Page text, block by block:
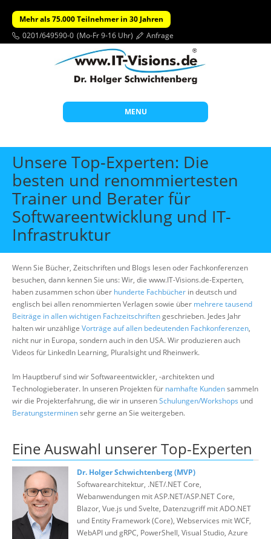
Mehr als 75.000 Teilnehmer in 30 Jahren
0201/649590-0 (Mo-Fr 9-16 Uhr) Anfrage
MENU
Start
Themen
Beratung
Individuelle Schulungen
Offene Seminare
Über uns
Suche
Unsere Top-Experten: Die
besten und renommiertesten
Trainer und Berater für
Softwareentwicklung und IT-
Infrastruktur
Wenn Sie Bücher, Zeitschriften und Blogs lesen oder Fachkonferenzen
besuchen, dann kennen Sie uns: Wir, die www.IT-Visions.de-Experten,
haben zusammen schon über hunderte Fachbücher in deutsch und
englisch bei allen renommierten Verlagen sowie über mehrere tausend
Beiträge in allen wichtigen Fachzeitschriftengeschrieben. Jedes Jahr
halten wir unzählige Vorträge auf allen bedeutenden Fachkonferenzen,
nicht nur in Europa, sondern auch in den USA. Wir produzieren auch
Videos für LinkedIn Learning, Pluralsight und Rheinwerk.
Im Hauptberuf sind wir Softwareentwickler, -architekten und
Technologieberater. In unseren Projekten für namhafte Kundensammeln
wir die Projekterfahrung, die wir in unserenSchulungen/Workshops und
Beratungsterminensehr gerne an Sie weitergeben.
Eine Auswahl unserer Top-Experten
Dr. Holger Schwichtenberg (MVP)
Softwarearchitektur, .NET/.NET Core,
Webanwendungen mit ASP.NET/ASP.NET Core,
Blazor, Vue.js und Svelte, Datenzugriff mit ADO.NET
und Entity Framework (Core), Webservices mit WCF,
WebAPI und gRPC, PowerShell, Visual Studio, Azure